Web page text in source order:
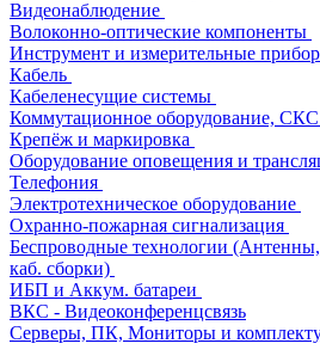
Видеонаблюдение
Волоконно-оптические компоненты
Инструмент и измерительные
Кабель
Кабеленесущие системы
Коммутационное оборудование, СКС
Крепёж и маркировка
Оборудование оповещения и
Телефония
Электротехническое оборудование
Охранно-пожарная сигнализация
Беспроводные технологии
каб. сборки)
ИБП и Аккум. батареи
ВКС - Видеоконференцсвязь
Серверы, ПК, Мониторы и